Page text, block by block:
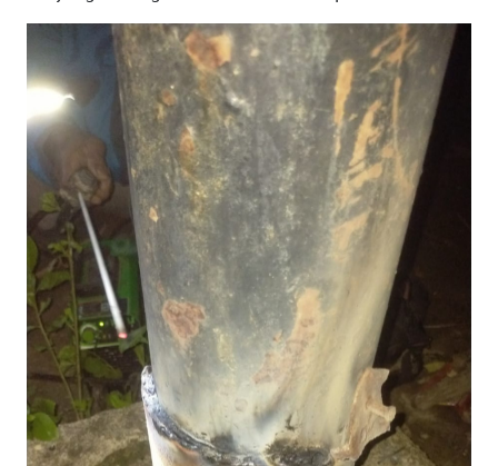
SUMUT
WN
JAKARTA
JABAR
WN
BANTEN
WN
NTT
WN
KEPRI